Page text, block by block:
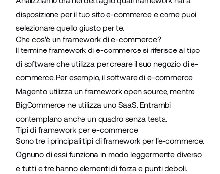
disposizione per il tuo sito e-commerce e come puoi
selezionare quello giusto per te.
Che cos'è un framework di e-commerce?
Il termine framework di e-commerce si riferisce al tipo
di software che utilizza per creare il suo negozio di e-
commerce. Per esempio,il software di e-commerce
Magentoutilizza un framework open source, mentre
BigCommerce ne utilizza uno SaaS. Entrambi
contemplano anche un quadro senza testa.
Tipi di framework per e-commerce
Sono tre i principali tipi diframework per l'e-commerce.
Ognuno di essi funziona in modo leggermente diverso
e tutti e tre hanno elementi di forza e punti deboli.